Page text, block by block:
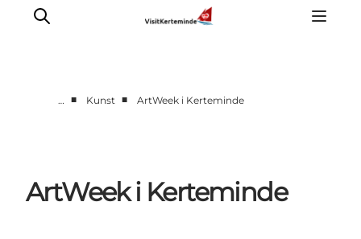
Spis godt
Sov godt
… ■ Kunst ■ ArtWeek i Kerteminde
ArtWeek i Kerteminde